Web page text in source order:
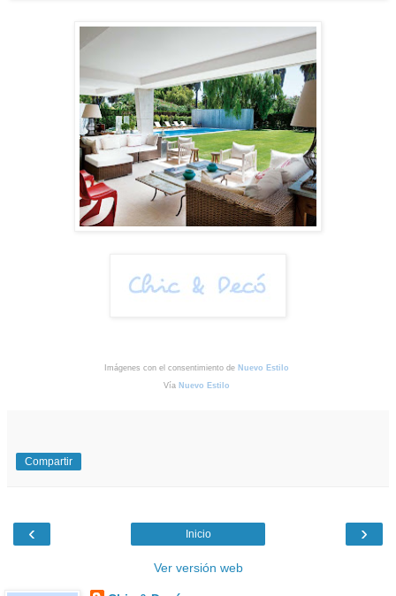
Imágenes con el consentimiento de Nuevo Estilo
Vía Nuevo Estilo
Compartir
‹ ›
Inicio
Ver versión web